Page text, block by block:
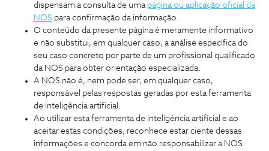
dispensam a consulta de uma página ou aplicação oficial da
NOS para confirmação da informação.
O conteúdo da presente página é meramente informativo
e não substitui, em qualquer caso, a análise específica do
seu caso concreto por parte de um profissional qualificado
da NOS para obter orientação especializada.
A NOS não é, nem pode ser, em qualquer caso,
responsável pelas respostas geradas por esta ferramenta
de inteligência artificial.
Ao utilizar esta ferramenta de inteligência artificial e ao
aceitar estas condições, reconhece estar ciente dessas
informações e concorda em não responsabilizar a NOS